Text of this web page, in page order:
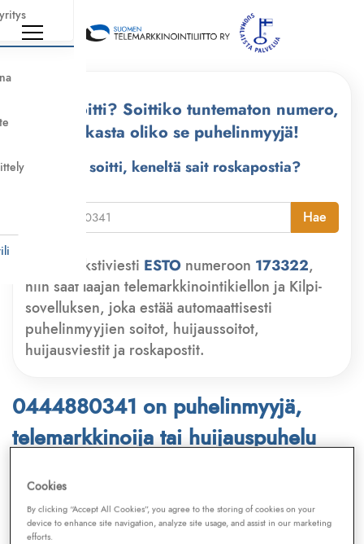
Kuka soitti? Soittiko tuntematon numero,
tarkasta oliko se puhelinmyyjä!
Kuka soitti, keneltä sait roskapostia?
Hae
Lähetä tekstiviesti ESTO numeroon 173322,
niin saat laajan telemarkkinointikiellon ja Kilpi-
sovelluksen, joka estää automaattisesti
puhelinmyyjien soitot, huijaussoitot,
huijausviestit ja roskapostit.
0444880341 on puhelinmyyjä,
telemarkkinoija tai huijauspuhelu
Puhelinnumero
Telemarkkinointiliiton jaKilpi-sovelluksen
tietokannasta, joka kattaa satoja tuhansia
Cookies
By clicking “Accept All Cookies”, you agree to the storing of cookies on your
device to enhance site navigation, analyze site usage, and assist in our marketing
efforts.